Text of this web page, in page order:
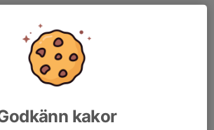
dagen innan träning pga planering.
om man inte kan träna.
berättar man så fort man vet om.
man så tidigt som möjligt.
kakor